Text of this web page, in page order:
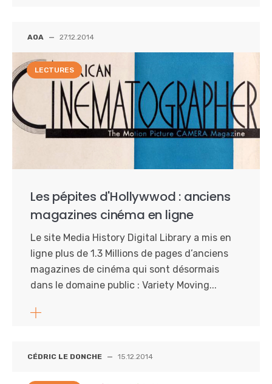
AOA — 27.12.2014
LECTURES
Les pépites d'Hollywwod : anciens
magazines cinéma en ligne
Le site Media History Digital Library a mis en
ligne plus de 1.3 Millions de pages d’anciens
magazines de cinéma qui sont désormais
dans le domaine public : Variety Moving...
CÉDRIC LE DONCHE — 15.12.2014